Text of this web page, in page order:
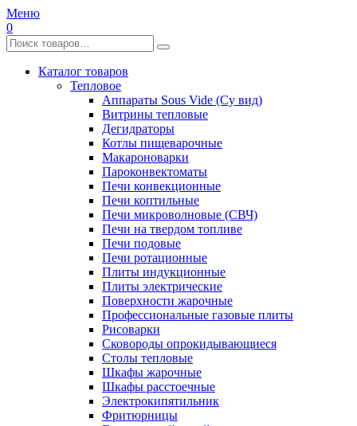
Меню
0
Каталог товаров
Тепловое
Аппараты Sous Vide (Су вид)
Витрины тепловые
Дегидраторы
Котлы пищеварочные
Макароноварки
Пароконвектоматы
Печи конвекционные
Печи коптильные
Печи микроволновые (СВЧ)
Печи на твердом топливе
Печи подовые
Печи ротационные
Плиты индукционные
Плиты электрические
Поверхности жарочные
Профессиональные газовые плиты
Рисоварки
Сковороды опрокидывающиеся
Столы тепловые
Шкафы жарочные
Шкафы расстоечные
Электрокипятильник
Фритюрницы